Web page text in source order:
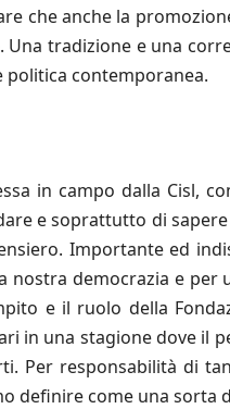
che anche la
tradizione e una
contemporanea.
in campo dalla Cisl,
e soprattutto di
Importante ed
nostra democrazia e
e il ruolo della
in una stagione dove il
Per responsabilità di
definire come una sorta